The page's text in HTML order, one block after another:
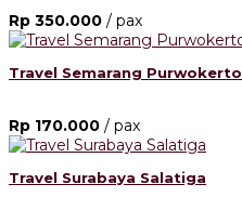
Rp 350.000 / pax
Travel Semarang Purwokerto
Rp 170.000 / pax
Travel Surabaya Salatiga